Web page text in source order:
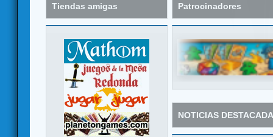
Tiendas amigas Patrocinadores
NOTICIAS